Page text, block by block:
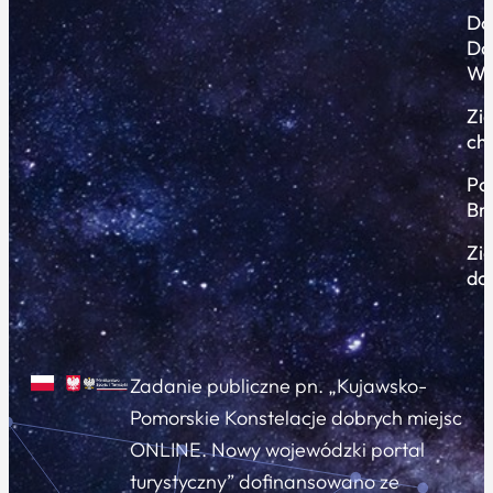
Zadanie publiczne pn. „Kujawsko-
Pomorskie Konstelacje dobrych miejsc
ONLINE. Nowy wojewódzki portal
turystyczny” dofinansowano ze